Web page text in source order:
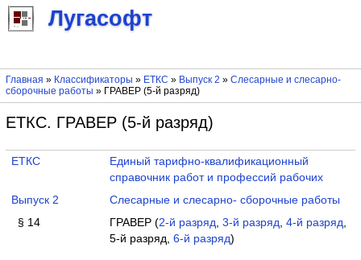
Лугасофт
Главная » Классификаторы » ЕТКС » Выпуск 2 » Слесарные и слесарно-
сборочные работы » ГРАВЕР (5-й разряд)
ЕТКС. ГРАВЕР (5-й разряд)
ЕТКС
Единый тарифно-квалификационный
справочник работ и профессий рабочих
Выпуск 2
Слесарные и слесарно- сборочные работы
§ 14
ГРАВЕР (2-й разряд 3-й разряд 4-й разряд
5-й разряд, 6-й разряд)